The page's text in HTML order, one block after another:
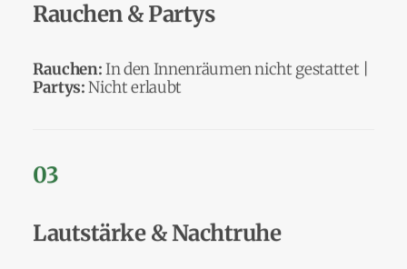
Rauchen & Partys
Rauchen:In den Innenräumen nicht gestattet |
Partys:Nicht erlaubt
03
Lautstärke & Nachtruhe